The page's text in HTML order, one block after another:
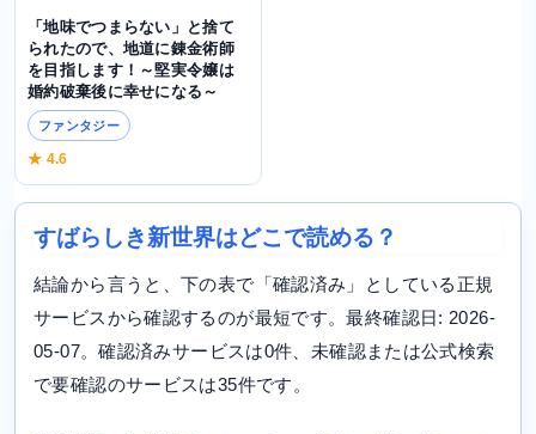
「地味でつまらない」と捨て
られたので、地道に錬金術師
を目指します！～堅実令嬢は
婚約破棄後に幸せになる～
ファンタジー
★ 4.6
すばらしき新世界はどこで読める？
結論から言うと、下の表で「確認済み」としている正規
サービスから確認するのが最短です。最終確認日: 2026-
05-07。確認済みサービスは0件、未確認または公式検索
で要確認のサービスは35件です。